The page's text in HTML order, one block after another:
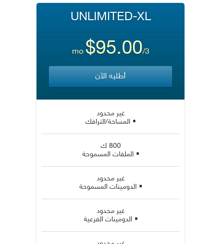
UNLIMITED-XL
$95.00/3 mo
أطلبه الآن
غير محدود
▪ المساحة/الترافك
800 ك
▪الملفات المسموحة
غير محدود
▪الدومينات المسموحة
غير محدود
▪الدومينات الفرعية